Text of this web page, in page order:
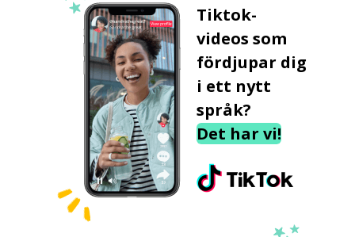
Tiktok-
videos som
fördjupar dig
i ett nytt
språk?
Det har vi!